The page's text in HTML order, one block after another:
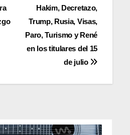
Hakim, Decretazo,
Trump, Rusia, Visas,
Paro, Turismo y René
en los titulares del 15
de julio